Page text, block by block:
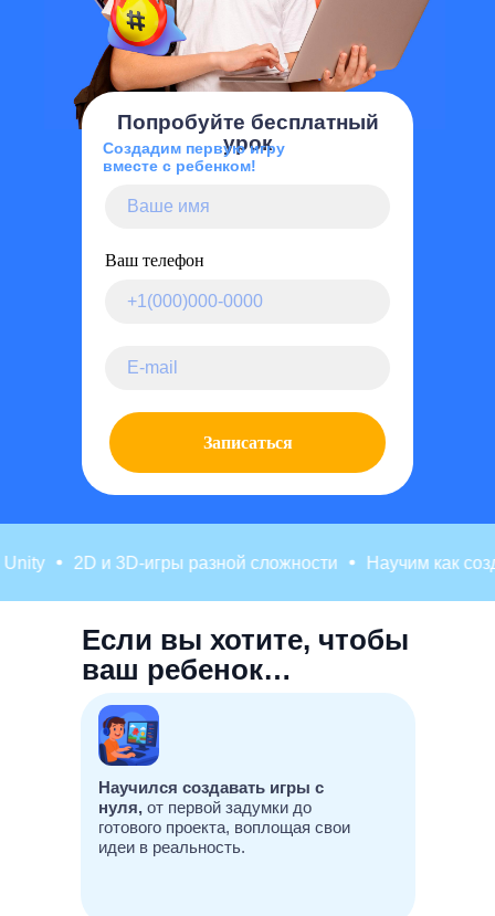
Ваш телефон
Записаться
Попробуйте бесплатный
урок
Создадим первую игру
вместе с ребенком!
2D и 3D-игры разной сложности Научим как
Если вы хотите, чтобы
ваш ребенок…
Научился создавать игры с
нуля, от первой задумки до
готового проекта, воплощая свои
идеи в реальность.